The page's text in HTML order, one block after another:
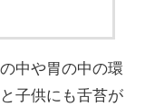
中や胃の中の環
子供にも舌苔が